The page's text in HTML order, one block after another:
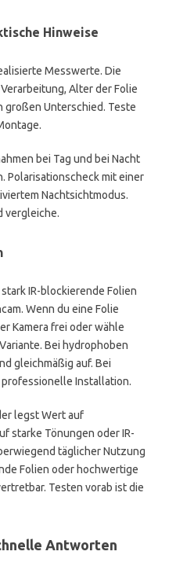
Hinweise
Messwerte. Die
Alter der Folie
großen Unterschied. Teste
bei Tag und bei Nacht
Polarisationscheck mit einer
Nachtsichtmodus.
vergleiche.
IR-blockierende Folien
Wenn du eine Folie
Kamera frei oder wähle
Bei hydrophoben
gleichmäßig auf. Bei
Installation.
legst Wert auf
starke Tönungen oder IR-
täglicher Nutzung
Folien oder hochwertige
Testen vorab ist die
Antworten